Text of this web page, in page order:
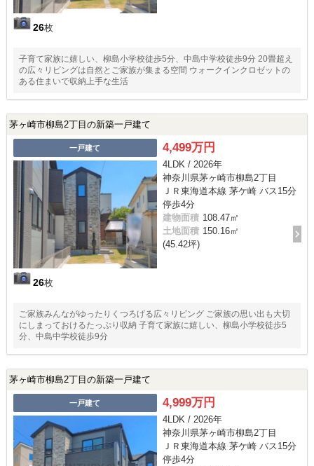
26枚
子育て家族に嬉しい、柳島小学校徒歩5分、中島中学校徒歩9分 20畳超え
の広々リビングは自然とご家族が集まる空間 ウォークインクロゼットの
ある住まいで収納上手な生活
茅ヶ崎市柳島2丁目の新築一戸建て
一戸建て
26枚
4,499万円
4LDK / 2026年
神奈川県茅ヶ崎市柳島2丁目
ＪＲ東海道本線 茅ケ崎 バス15分
停歩4分
建物面積 108.47㎡
土地面積 150.16㎡
(45.42坪)
ご家族みんながゆったりくつろげる広々リビング ご家族の思い出も大切
にしまっておけるたっぷり収納 子育て家族に嬉しい、柳島小学校徒歩5
分、中島中学校徒歩9分
茅ヶ崎市柳島2丁目の新築一戸建て
一戸建て 4,999万円
4LDK / 2026年
神奈川県茅ヶ崎市柳島2丁目
ＪＲ東海道本線 茅ケ崎 バス15分
停歩4分